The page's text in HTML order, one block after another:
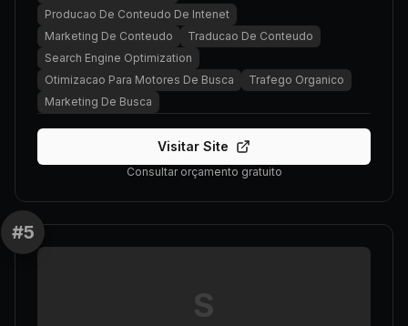
Producao De Conteudo De Intenet
Marketing De Conteudo
Traducao De Conteudo
Search Engine Optimization
Otimizacao Para Motores De Busca
Trafego Organico
Marketing De Busca
Visitar Site
Consultar orçamento gratuito
#5
S